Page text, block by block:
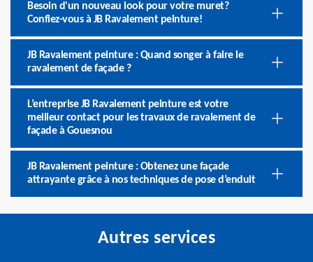
Besoin d'un nouveau look pour votre muret?
Confiez-vous à JB Ravalement peinture!
JB Ravalement peinture : Quand songer à faire le
ravalement de façade ?
L’entreprise JB Ravalement peinture est votre
meilleur contact pour les travaux de ravalement de
façade à Gouesnou
JB Ravalement peinture : Obtenez une façade
attrayante grâce à nos techniques de pose d’enduit
Autres services